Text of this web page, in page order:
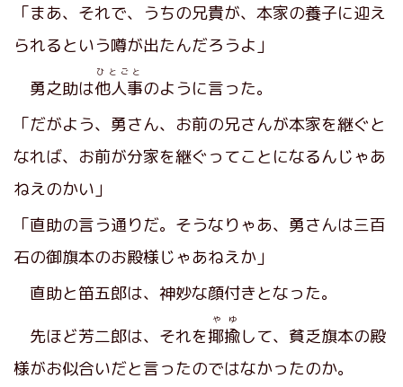
「まあ、それで、うちの兄貴が、本家の養子に迎え
られるという噂が出たんだろうよ」
勇之助は他人事
ひとごと
のように言った。
「だがよう、勇さん、お前の兄さんが本家を継ぐと
なれば、お前が分家を継ぐってことになるんじゃあ
ねえのかい」
「直助の言う通りだ。そうなりゃあ、勇さんは三百
石の御旗本のお殿様じゃあねえか」
直助と笛五郎は、神妙な顔付きとなった。
先ほど芳二郎は、それを揶揄
やゆ
して、貧乏旗本の殿
様がお似合いだと言ったのではなかったのか。